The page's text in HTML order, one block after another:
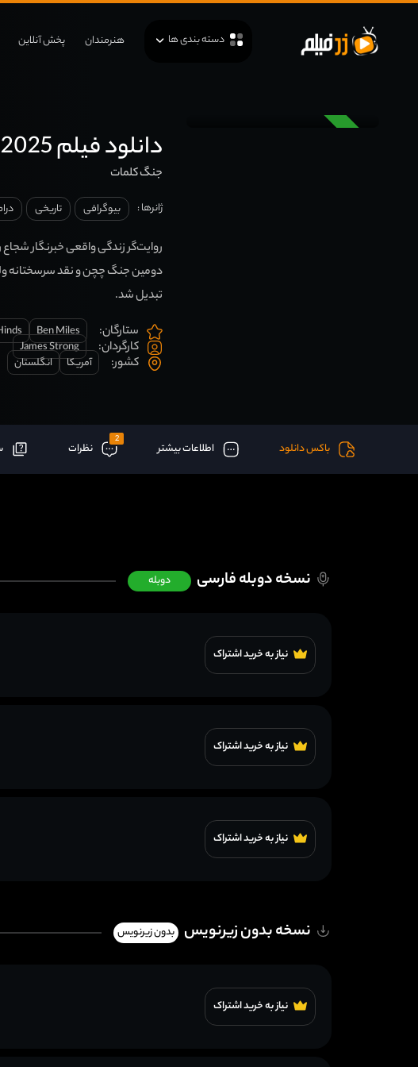
دسته بندی ها هنرمندان پخش آنلاین
دانلود فیلم Words of War 2025
جنگ کلمات
ژانرها : بیوگرافی تاریخی
روایت‌گر زندگی واقعی خبرنگار
دومین جنگ چچن و نقد سرسختانه
تبدیل شد.
ستارگان:
Ben Miles
کارگردان: James Strong
کشور: آمریکا انگلستان
باکس دانلود اطلاعات بیشتر
2
نظرات
نسخه دوبله فارسی دوبله
نیاز به خرید اشتراک
نیاز به خرید اشتراک
نیاز به خرید اشتراک
نسخه بدون زیرنویس بدون زیرنویس
نیاز به خرید اشتراک